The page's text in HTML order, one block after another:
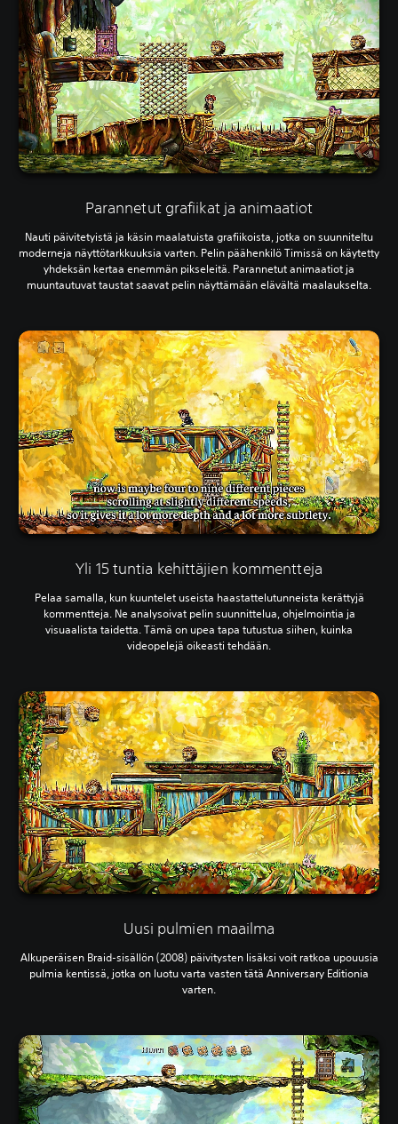
Parannetut grafiikat ja animaatiot
Nauti päivitetyistä ja käsin maalatuista grafiikoista, jotka on suunniteltu
moderneja näyttötarkkuuksia varten. Pelin päähenkilö Timissä on käytetty
yhdeksän kertaa enemmän pikseleitä. Parannetut animaatiot ja
muuntautuvat taustat saavat pelin näyttämään elävältä maalaukselta.
Yli 15 tuntia kehittäjien kommentteja
Pelaa samalla, kun kuuntelet useista haastattelutunneista kerättyjä
kommentteja. Ne analysoivat pelin suunnittelua, ohjelmointia ja
visuaalista taidetta. Tämä on upea tapa tutustua siihen, kuinka
videopelejä oikeasti tehdään.
Uusi pulmien maailma
Alkuperäisen Braid-sisällön (2008) päivitysten lisäksi voit ratkoa upouusia
pulmia kentissä, jotka on luotu varta vasten tätä Anniversary Editionia
varten.